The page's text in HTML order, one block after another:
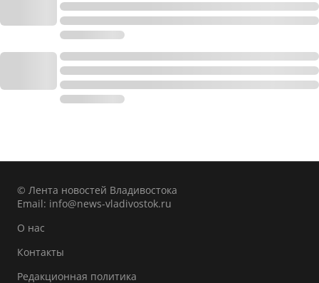
© Лента новостей Владивостока
Email: info@news-vladivostok.ru
О нас
Контакты
Редакционная политика